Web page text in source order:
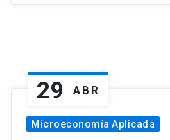
29 ABR
Microeconomía Aplicada